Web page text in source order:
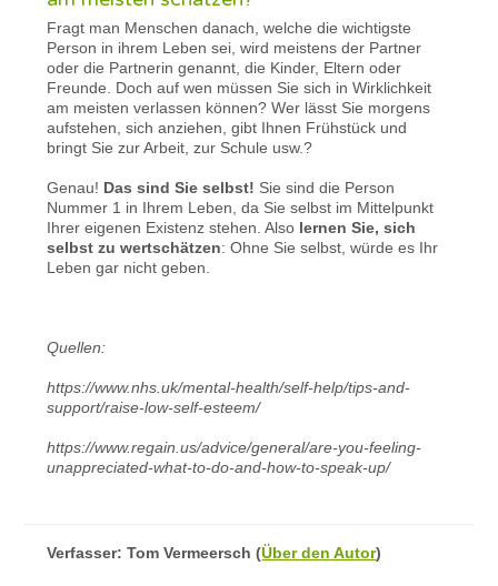
Fragt man Menschen danach, welche die wichtigste
Person in ihrem Leben sei, wird meistens der Partner
oder die Partnerin genannt, die Kinder, Eltern oder
Freunde. Doch auf wen müssen Sie sich in Wirklichkeit
am meisten verlassen können? Wer lässt Sie morgens
aufstehen, sich anziehen, gibt Ihnen Frühstück und
bringt Sie zur Arbeit, zur Schule usw.?
Genau! Das sind Sie selbst! Sie sind die Person
Nummer 1 in Ihrem Leben, da Sie selbst im Mittelpunkt
Ihrer eigenen Existenz stehen. Also lernen Sie, sich
selbst zu wertschätzen: Ohne Sie selbst, würde es Ihr
Leben gar nicht geben.
Quellen:
https://www.nhs.uk/mental-health/self-help/tips-and-
support/raise-low-self-esteem/
https://www.regain.us/advice/general/are-you-feeling-
unappreciated-what-to-do-and-how-to-speak-up/
Verfasser:Tom Vermeersch (Über den Autor)